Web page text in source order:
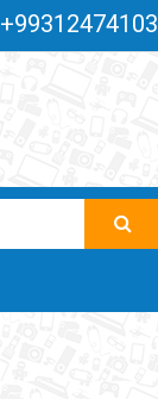
+99312474103